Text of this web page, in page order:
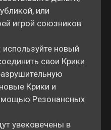
или
игрой союзников
используйте новый
свои Крики
Крики и
Резонансных
увековечены в